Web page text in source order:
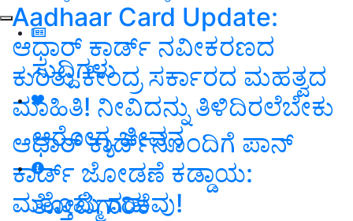
ಸುದ್ದಿಗಳು
ಆರೋಗ್ಯ ಜೀವನ
ತೋಟಗಾರಿಕೆ
Aadhaar Card Update:
ಆಧಾರ್‌ ಕಾರ್ಡ್‌ ನವೀಕರಣದ
ಕುರಿತು ಕೇಂದ್ರ ಸರ್ಕಾರದ ಮಹತ್ವದ
ಮಾಹಿತಿ! ನೀವಿದನ್ನು ತಿಳಿದಿರಲೆಬೇಕು
ಆಧಾರ್‌ ಕಾರ್ಡ್‌ನೊಂದಿಗೆ ಪಾನ್‌
ಕಾರ್ಡ್‌ ಜೋಡಣೆ ಕಡ್ಡಾಯ:
ಮತ್ತೊಮ್ಮೆ ಗಡುವು!